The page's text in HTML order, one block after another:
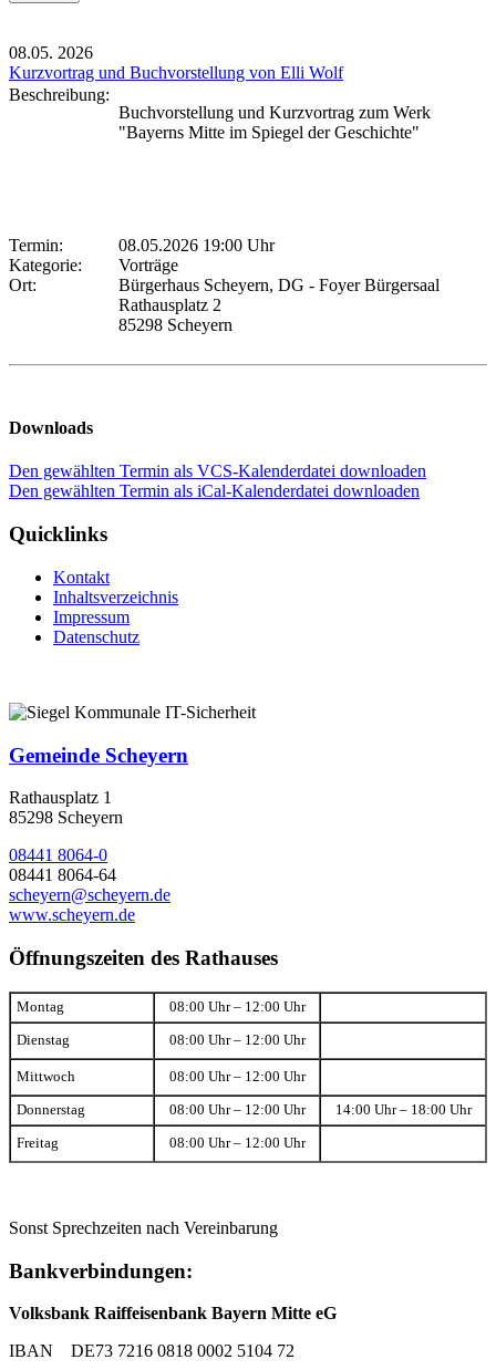
08.05. 2026
Kurzvortrag und Buchvorstellung von Elli Wolf
Beschreibung:
Buchvorstellung und Kurzvortrag zum Werk
"Bayerns Mitte im Spiegel der Geschichte"
Termin:
08.05.2026 19:00 Uhr
Kategorie:
Vorträge
Ort:
Bürgerhaus Scheyern, DG - Foyer Bürgersaal
Rathausplatz 2
85298 Scheyern
Downloads
Den gewählten Termin als VCS-Kalenderdatei downloaden
Den gewählten Termin als iCal-Kalenderdatei downloaden
Quicklinks
Kontakt
Inhaltsverzeichnis
Impressum
Datenschutz
Gemeinde Scheyern
Rathausplatz 1
85298 Scheyern
08441 8064-0
08441 8064-64
scheyern@scheyern.de
www.scheyern.de
Öffnungszeiten des Rathauses
Montag 08:00 Uhr – 12:00 Uhr
Dienstag 08:00 Uhr – 12:00 Uhr
Mittwoch 08:00 Uhr – 12:00 Uhr
Donnerstag 08:00 Uhr – 12:00 Uhr 14:00 Uhr – 18:00 Uhr
Freitag 08:00 Uhr – 12:00 Uhr
Sonst Sprechzeiten nach Vereinbarung
Bankverbindungen:
Volksbank Raiffeisenbank Bayern Mitte eG
IBAN DE73 7216 0818 0002 5104 72